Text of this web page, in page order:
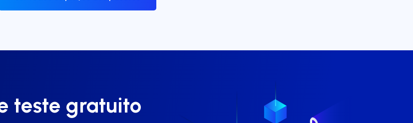
teste gratuito